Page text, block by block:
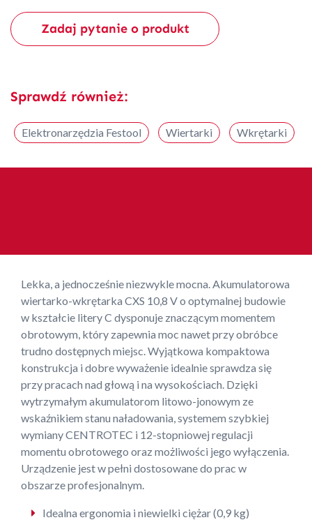
Zadaj pytanie o produkt
Sprawdź również:
Elektronarzędzia Festool Wiertarki Wkrętarki
Lekka, a jednocześnie niezwykle mocna. Akumulatorowa
wiertarko-wkrętarka CXS 10,8 V o optymalnej budowie
w kształcie litery C dysponuje znaczącym momentem
obrotowym, który zapewnia moc nawet przy obróbce
trudno dostępnych miejsc. Wyjątkowa kompaktowa
konstrukcja i dobre wyważenie idealnie sprawdza się
przy pracach nad głową i na wysokościach. Dzięki
wytrzymałym akumulatorom litowo-jonowym ze
wskaźnikiem stanu naładowania, systemem szybkiej
wymiany CENTROTEC i 12-stopniowej regulacji
momentu obrotowego oraz możliwości jego wyłączenia.
Urządzenie jest w pełni dostosowane do prac w
obszarze profesjonalnym.
Idealna ergonomia i niewielki ciężar (0,9 kg)